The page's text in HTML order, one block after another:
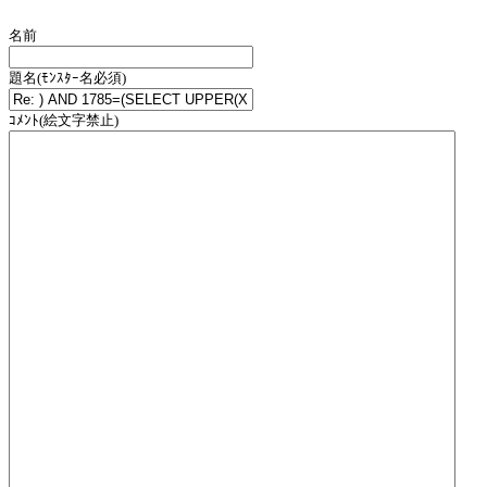
名前
題名(ﾓﾝｽﾀｰ名必須)
ｺﾒﾝﾄ(絵文字禁止)